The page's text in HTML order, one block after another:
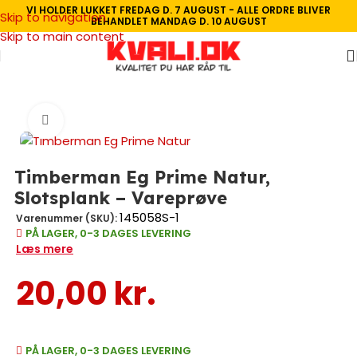
Skip to navigation
Skip to main content
VI HOLDER LUKKET FREDAG D. 7 AUGUST - ALLE ORDRE BLIVER
BEHANDLET MANDAG D. 10 AUGUST
Timberman Eg Prime Natur,
Slotsplank – Vareprøve
Varenummer (SKU):145058S-1
PÅ LAGER, 0-3 DAGES LEVERING
Læs mere
20,00 kr.
PÅ LAGER, 0-3 DAGES LEVERING